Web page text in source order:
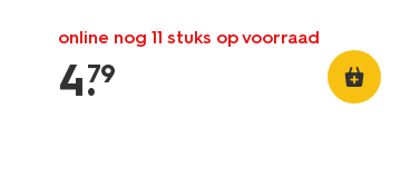
online nog 11 stuks op voorraad
4.
79